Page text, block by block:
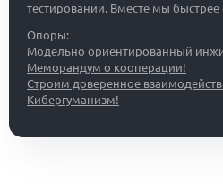
тестировании. Вместе мы быстрее
Опоры:
Модельно ориентированный
Меморандум о кооперации!
Строим доверенное
Кибергуманизм!